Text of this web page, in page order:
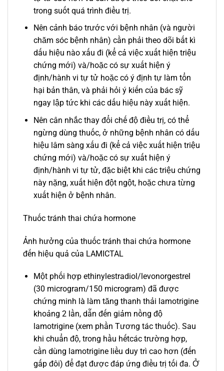
trong suốt quá trình điều trị.
Nên cảnh báo trước với bệnh nhân (và người
chăm sóc bệnh nhân) cần phải theo dõi bất kì
dấu hiệu nào xấu đi (kể cả việc xuất hiện triệu
chứng mới) và/hoặc có sự xuất hiện ý
định/hành vi tự tử hoặc có ý định tự làm tổn
hại bản thân, và phải hỏi ý kiến của bác sỹ
ngay lập tức khi các dấu hiệu này xuất hiện.
Nên cân nhắc thay đổi chế độ điều trị, có thể
ngừng dùng thuốc, ở những bệnh nhân có dấu
hiệu lâm sàng xấu đi (kể cả việc xuất hiện triệu
chứng mới) và/hoặc có sự xuất hiện ý
định/hành vi tự tử, đặc biệt khi các triệu chứng
này nặng, xuất hiện đột ngột, hoặc chưa từng
xuất hiện ở bệnh nhân.
Thuốc tránh thai chứa hormone
Ảnh hưởng của thuốc tránh thai chứa hormone
đến hiệu quả của LAMICTAL
Một phối hợp ethinylestradiol/levonorgestrel
(30 microgram/150 microgram) đã được
chứng minh là làm tăng thanh thải lamotrigine
khoảng 2 lần, dẫn đến giảm nồng độ
lamotrigine (xem phần Tương tác thuốc). Sau
khi chuẩn độ, trong hầu hếtcác trường hợp,
cần dùng lamotrigine liều duy trì cao hơn (đến
gấp đôi) để đạt được đáp ứng điều trị tối đa. Ở